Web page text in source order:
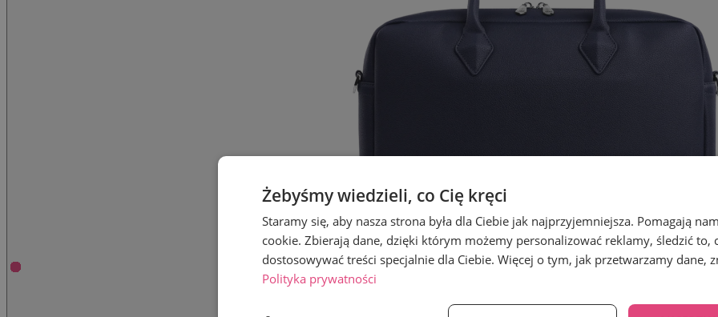
Żebyśmy wiedzieli, co Cię kręci
Staramy się, aby nasza strona była dla Ciebie jak najprzyjemniejsza. Pomagają
cookie. Zbierają dane, dzięki którym możemy personalizować reklamy, śledzić to,
dostosowywać treści specjalnie dla Ciebie. Więcej o tym, jak przetwarzamy dane,
Polityka prywatności